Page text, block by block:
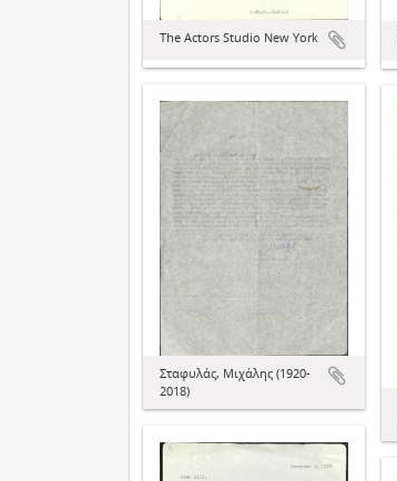
The Actors Studio New York
Σταφυλάς, Μιχάλης (1920-
2018)